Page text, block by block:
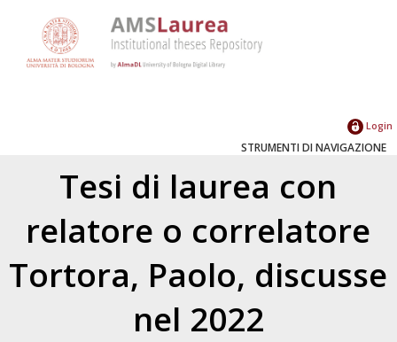
Login
STRUMENTI DI NAVIGAZIONE
Tesi di laurea con
relatore o correlatore
Tortora, Paolo, discusse
nel 2022